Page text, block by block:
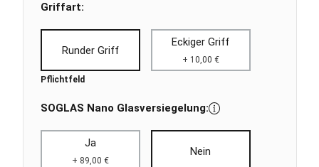
Griffart:
Runder Griff
Eckiger Griff
+ 10,00 €
Pflichtfeld
SOGLAS Nano Glasversiegelung:
Ja
+ 89,00 €
Nein